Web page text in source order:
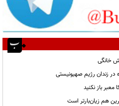
خانگی
زندان رژیم صهیونیستی
باز نکنید
هم زیان‌بارتر است